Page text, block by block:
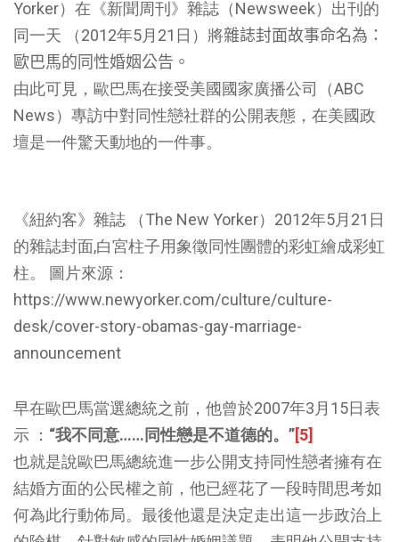
Yorker）在《新聞周刊》雜誌（Newsweek）出刊的
同一天 （2012年5月21日）將雜誌封面故事命名為：
歐巴馬的同性婚姻公告。
由此可見，歐巴馬在接受美國國家廣播公司（ABC
News）專訪中對同性戀社群的公開表態，在美國政
壇是一件驚天動地的一件事。
《紐約客》雜誌 （The New Yorker）2012年5月21日
的雜誌封面,白宮柱子用象徵同性團體的彩虹繪成彩虹
柱。 圖片來源：
https://www.newyorker.com/culture/culture-
desk/cover-story-obamas-gay-marriage-
announcement
早在歐巴馬當選總統之前，他曾於2007年3月15日表
示 ： “我不同意……同性戀是不道德的。”[5]
也就是說歐巴馬總統進一步公開支持同性戀者擁有在
結婚方面的公民權之前，他已經花了一段時間思考如
何為此行動佈局。最後他還是決定走出這一步政治上